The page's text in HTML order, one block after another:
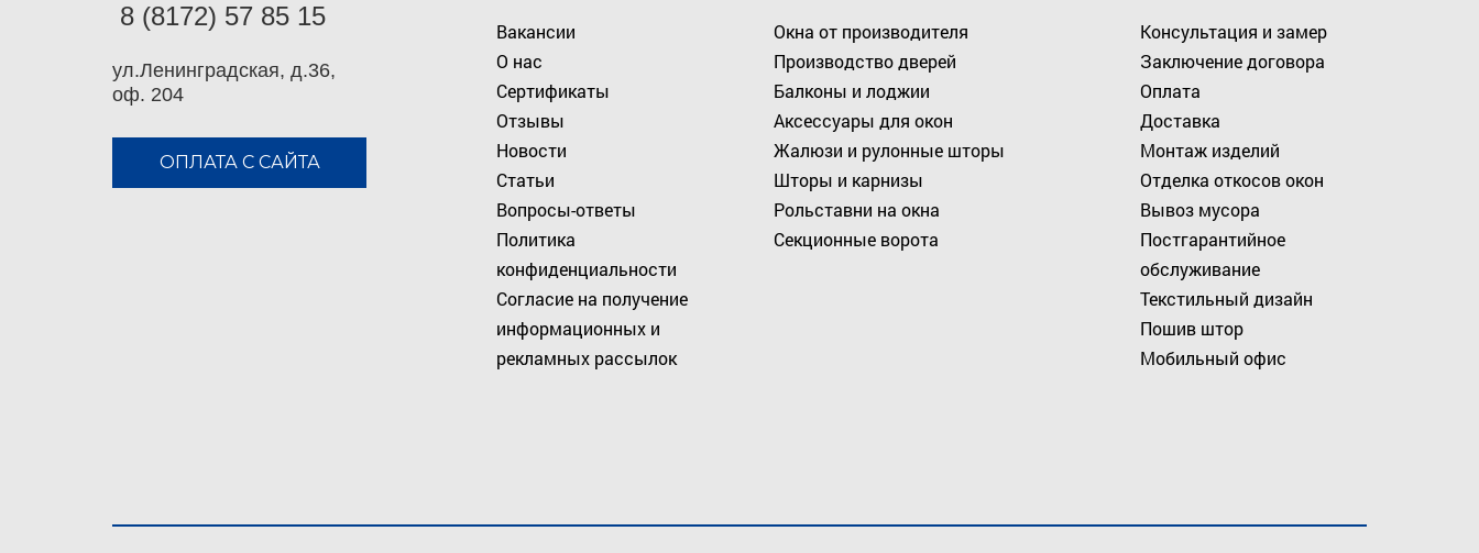
8 (8172) 57 85 15
ул.Ленинградская, д.36,
оф. 204
ОПЛАТА С САЙТА
Вакансии
О нас
Сертификаты
Отзывы
Новости
Статьи
Вопросы-ответы
Политика
конфиденциальности
Согласие на получение
информационных и
рекламных рассылок
Окна от производителя
Производство дверей
Балконы и лоджии
Аксессуары для окон
Жалюзи и рулонные шторы
Шторы и карнизы
Рольставни на окна
Секционные ворота
Консультация и замер
Заключение договора
Оплата
Доставка
Монтаж изделий
Отделка откосов окон
Вывоз мусора
Постгарантийное
обслуживание
Текстильный дизайн
Пошив штор
Мобильный офис